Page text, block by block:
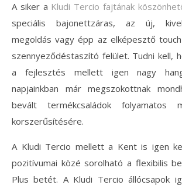
A siker a Kludi Tercio fajtának
speciális bajonettzáras, az új,
megoldás vagy épp az elképesztő
szennyeződéstaszító felület. Tudni kell,
a fejlesztés mellett igen nagy
napjainkban már megszokottnak
bevált termékcsaládok folyamatos
korszerűsítésére.
A Kludi Tercio mellett a Kent is igen
pozitívumai közé sorolható a flexibilis
Plus betét. A Kludi Tercio állócsapok